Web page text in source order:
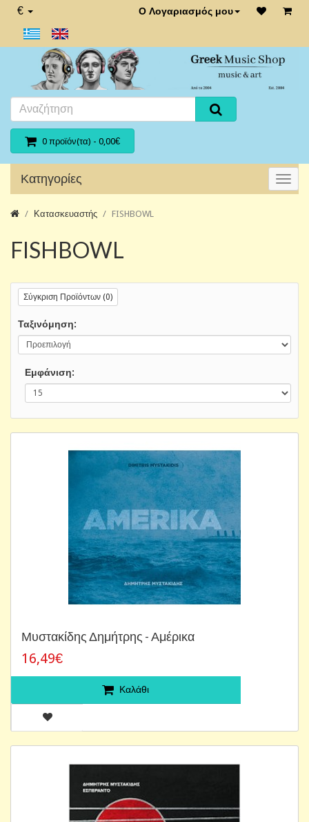
€ Ο Λογαριασμός μου
0 προϊόν(τα) - 0,00€
Κατηγορίες
Κατασκευαστής FISHBOWL
FISHBOWL
Σύγκριση Προϊόντων (0)
Ταξινόμηση:
Εμφάνιση:
Μυστακίδης Δημήτρης - Αμέρικα
16,49€
Καλάθι